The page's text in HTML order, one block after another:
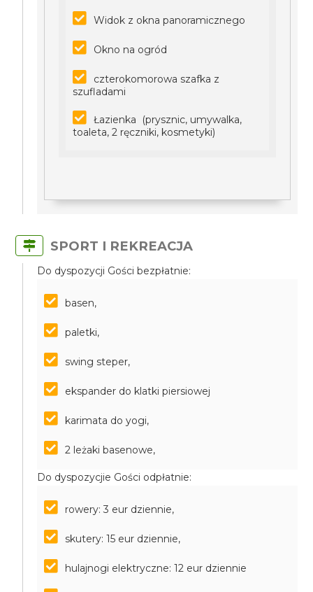
Widok z okna panoramicznego
Okno na ogród
czterokomorowa szafka z
szufladami
Łazienka (prysznic, umywalka,
toaleta, 2 ręczniki, kosmetyki)
SPORT I REKREACJA
Do dyspozycji Gości bezpłatnie:
basen,
paletki,
swing steper,
ekspander do klatki piersiowej
karimata do yogi,
2 leżaki basenowe,
Do dyspozycjie Gości odpłatnie:
rowery: 3 eur dziennie,
skutery: 15 eur dziennie,
hulajnogi elektryczne: 12 eur dziennie